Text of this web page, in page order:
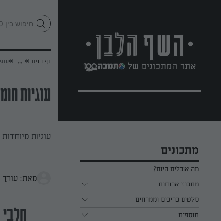
מתכונים
מה אוכלים היום?
מתכוני ארוחות
ארוחת בוקר
ארוחת צהריים
סלטים כריכים וממרחים
כל הסלטים כריכים וממרחים
תוספות
דף הבית »
...
»
עוגיות
עוגיות
מאת: עורך
חלבי